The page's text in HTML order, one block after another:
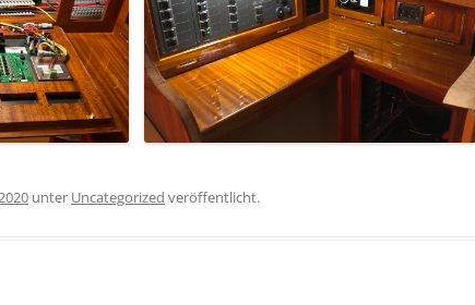
unter Uncategorized veröffentlicht.